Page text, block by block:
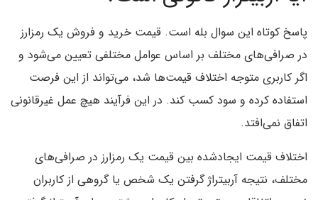
پاسخ کوتاه این سوال بله است. قیمت خرید و فروش یک رمزارز
در صرافی‌های مختلف بر اساس عوامل مختلفی تعیین می‌‌شود و
اگر کاربری متوجه اختلاف قیمت‌ها شد، می‌تواند از این فرصت
استفاده کرده و سود کسب کند. در این فرآیند هیچ عمل غیرقانونی
اتفاق نمی‌افتد.
اختلاف قیمت ایجادشده بین قیمت یک رمزارز در صرافی‌های
مختلف، نتیجه آربیتراژ گرفتن یک شخص یا گروهی از کاربران